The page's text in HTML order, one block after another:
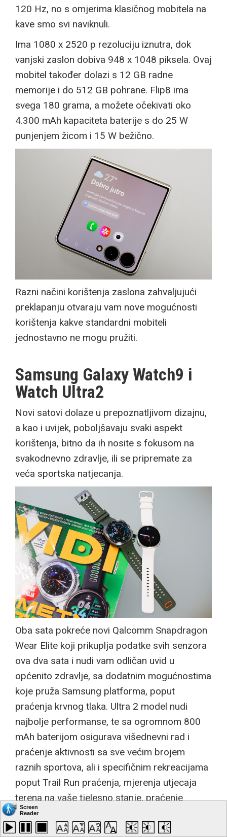
120 Hz, no s omjerima klasičnog mobitela na
kave smo svi naviknuli.
Ima 1080 x 2520 p rezoluciju iznutra, dok
vanjski zaslon dobiva 948 x 1048 piksela. Ovaj
mobitel također dolazi s 12 GB radne
memorije i do 512 GB pohrane. Flip8 ima
svega 180 grama, a možete očekivati oko
4.300 mAh kapaciteta baterije s do 25 W
punjenjem žicom i 15 W bežično.
Razni načini korištenja zaslona zahvaljujući
preklapanju otvaraju vam nove mogućnosti
korištenja kakve standardni mobiteli
jednostavno ne mogu pružiti.
Samsung Galaxy Watch9 i
Watch Ultra2
Novi satovi dolaze u prepoznatljivom dizajnu,
a kao i uvijek, poboljšavaju svaki aspekt
korištenja, bitno da ih nosite s fokusom na
svakodnevno zdravlje, ili se pripremate za
veća sportska natjecanja.
Oba sata pokreće novi Qalcomm Snapdragon
Wear Elite koji prikuplja podatke svih senzora
ova dva sata i nudi vam odličan uvid u
općenito zdravlje, sa dodatnim mogućnostima
koje pruža Samsung platforma, poput
praćenja krvnog tlaka. Ultra 2 model nudi
najbolje performanse, te sa ogromnom 800
mAh baterijom osigurava višednevni rad i
praćenje aktivnosti sa sve većim brojem
raznih sportova, ali i specifičnim rekreacijama
poput Trail Run praćenja, mjerenja utjecaja
terena na vaše tjelesno stanje, praćenje
gubitka tekućine tokom rekreacije i
podsjetnika za osvježenje.